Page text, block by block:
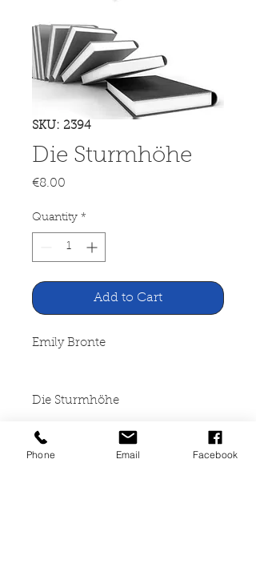
SKU: 2394
Die Sturmhöhe
€8.00
Quantity *
Add to Cart
Emily Bronte
Die Sturmhöhe
Insel Verlag, Frankfurt / M. 1975
Phone Email Facebook